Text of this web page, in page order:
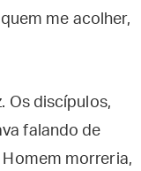
me acolher,
Os discípulos,
falando de
morreria,